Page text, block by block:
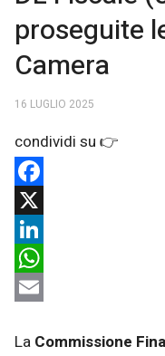
proseguite
Camera
16 LUGLIO 2025
Facebook
X
LinkedIn
WhatsApp
La Commissione